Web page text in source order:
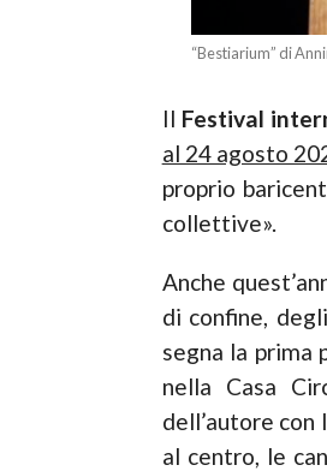
“Bestiarium” di
Il Festival
al 24 agosto
proprio
collettive».
Anche
di confine,
segna la prima
nella Casa
dell’autore
al centro, le